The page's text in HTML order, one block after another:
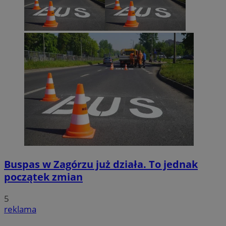
Buspas w Zagórzu już działa. To jednak
początek zmian
5
reklama
VISITOR_PRIVACY_METADATA
YouTube
.youtube.com
5 miesięcy 4
Google Privacy Policy